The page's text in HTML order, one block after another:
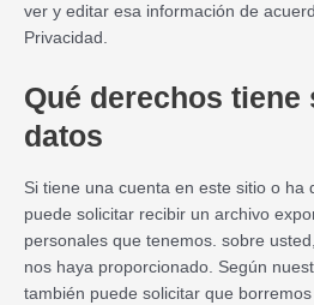
ver y editar esa información de
Privacidad.
Qué derechos tiene
datos
Si tiene una cuenta en este sitio o ha
puede solicitar recibir un archivo
personales que tenemos. sobre
nos haya proporcionado. Según
también puede solicitar que